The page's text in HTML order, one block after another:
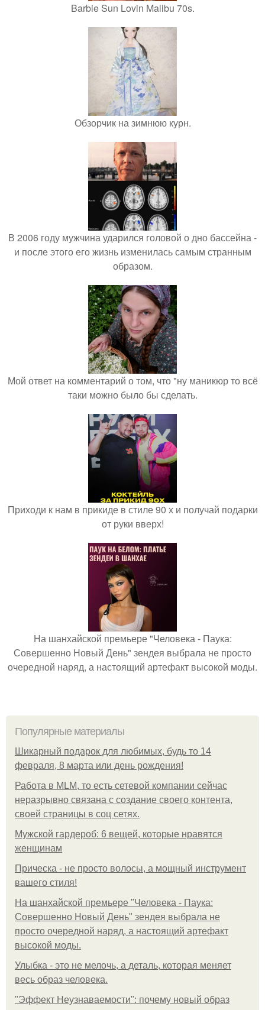
Barbie Sun Lovin Malibu 70s.
Обзорчик на зимнюю курн.
В 2006 году мужчина ударился головой о дно бассейна -
и после этого его жизнь изменилась самым странным
образом.
Мой ответ на комментарий о том, что "ну маникюр то всё
таки можно было бы сделать.
Приходи к нам в прикиде в стиле 90 х и получай подарки
от руки вверх!
На шанхайской премьере "Человека - Паука:
Совершенно Новый День" зендея выбрала не просто
очередной наряд, а настоящий артефакт высокой моды.
Популярные материалы
Шикарный подарок для любимых, будь то 14
февраля, 8 марта или день рождения!
Работа в MLM, то есть сетевой компании сейчас
неразрывно связана с создание своего контента,
своей страницы в соц сетях.
Мужской гардероб: 6 вещей, которые нравятся
женщинам
Прическа - не просто волосы, а мощный инструмент
вашего стиля!
На шанхайской премьере "Человека - Паука:
Совершенно Новый День" зендея выбрала не
просто очередной наряд, а настоящий артефакт
высокой моды.
Улыбка - это не мелочь, а деталь, которая меняет
весь образ человека.
"Эффект Неузнаваемости": почему новый образ